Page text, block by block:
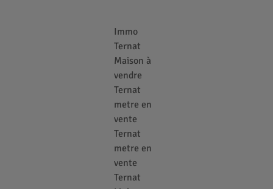
Immo
Ternat
Maison à
vendre
Ternat
metre en
vente
Ternat
metre en
vente
Ternat